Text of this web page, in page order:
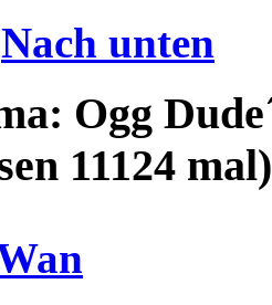
Nach unten
Ogg
11124 mal)